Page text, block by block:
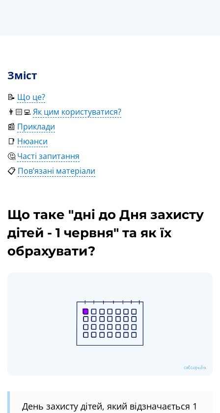
Зміст
📝 Що це?
👨🏻‍💻 Як цим користуватися?
📰 Приклади
📑 Нюанси
🤔 Часті запитання
📋 Пов’язані матеріали
Що таке "дні до Дня захисту
дітей - 1 червня" та як їх
обрахувати?
День захисту дітей, який відзначається 1